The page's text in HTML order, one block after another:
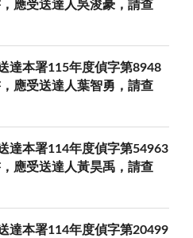
應受送達人吳浚豪，請查
達本署115年度偵字第8948
應受送達人葉智勇，請查
達本署114年度偵字第54963
應受送達人黃昊禹，請查
達本署114年度偵字第20499